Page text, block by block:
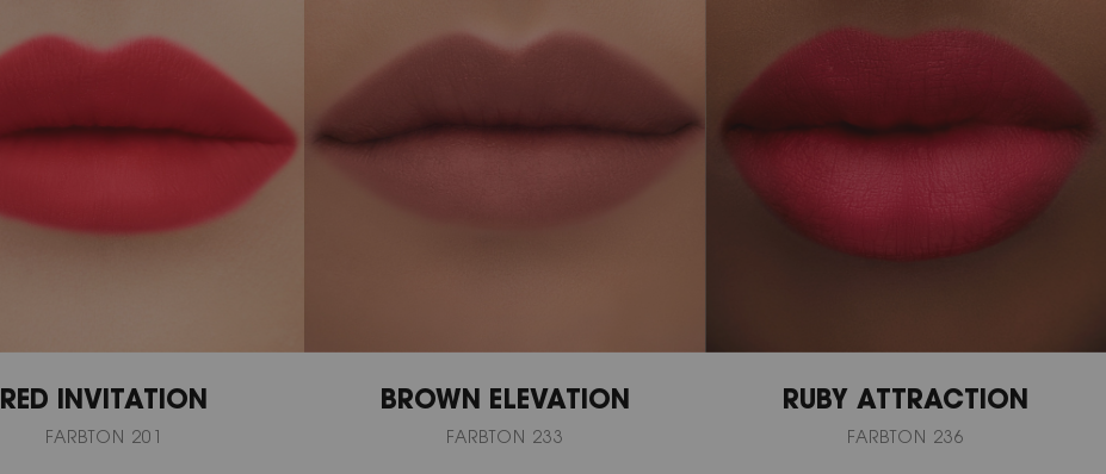
RED INVITATION
FARBTON 201
BROWN ELEVATION
FARBTON 233
RUBY ATTRACTION
FARBTON 236